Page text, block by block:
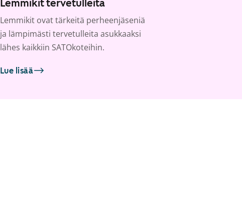
Lemmikit tervetulleita
Lemmikit ovat tärkeitä perheenjäseniä
ja lämpimästi tervetulleita asukkaaksi
lähes kaikkiin SATOkoteihin.
Lue lisää